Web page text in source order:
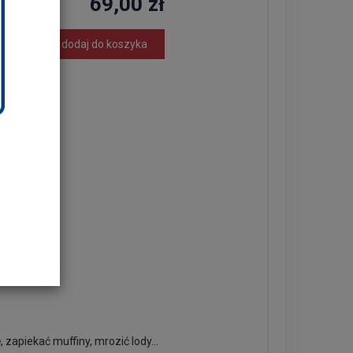
dodaj do koszyka
muffiny, mrozić lody...